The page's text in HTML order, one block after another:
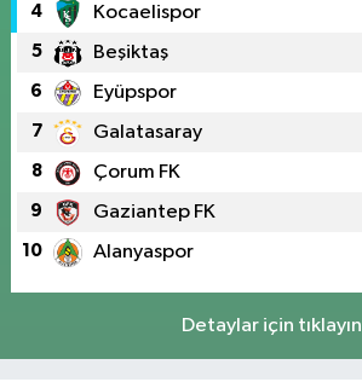
4 Kocaelispor
5 Beşiktaş
6 Eyüpspor
7 Galatasaray
8 Çorum FK
9 Gaziantep FK
10 Alanyaspor
Detaylar için tıklayın